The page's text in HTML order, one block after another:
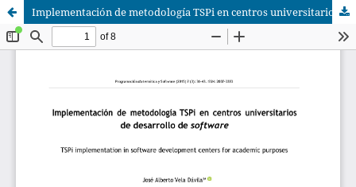
Implementación de metodología TSPi en centros universitarios de desarrollo de software